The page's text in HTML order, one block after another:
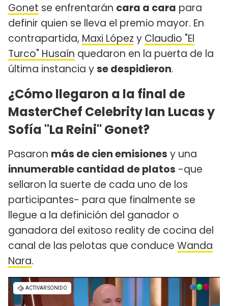
Gonet se enfrentarán cara a cara para
definir quien se lleva el premio mayor. En
contrapartida, Maxi López y Claudio "El
Turco" Husaín quedaron en la puerta de la
última instancia yse despidieron.
¿Cómo llegaron a la final de
MasterChef Celebrity Ian Lucas y
Sofía "La Reini" Gonet?
Pasaron más de cien emisiones y una
innumerable cantidad de platos -que
sellaron la suerte de cada uno de los
participantes- para que finalmente se
llegue a la definición del ganador o
ganadora del exitoso reality de cocina del
canal de las pelotas que conduce Wanda
Nara.